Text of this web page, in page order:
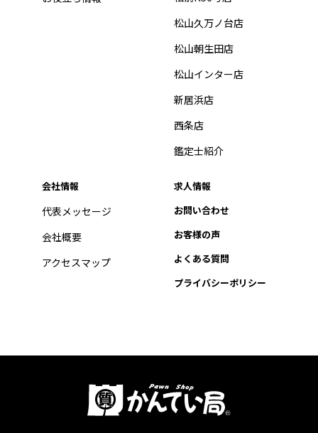
松山久万ノ台店
松山朝生田店
松山インター店
新居浜店
西条店
鑑定士紹介
会社情報
代表メッセージ
会社概要
アクセスマップ
求人情報
お問い合わせ
お客様の声
よくある質問
プライバシーポリシー